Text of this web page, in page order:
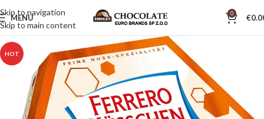
Skip to navigation
Skip to main content
MENU 0 €
HOT